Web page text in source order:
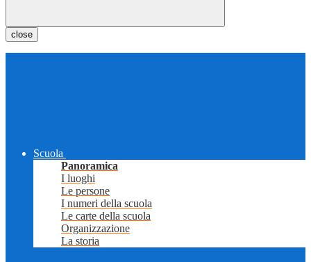
close
Scuola
Panoramica
I luoghi
Le persone
I numeri della scuola
Le carte della scuola
Organizzazione
La storia